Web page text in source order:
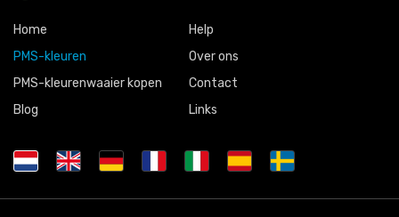
Home
PMS-kleuren
PMS-kleurenwaaier kopen
Blog
Help
Over ons
Contact
Links